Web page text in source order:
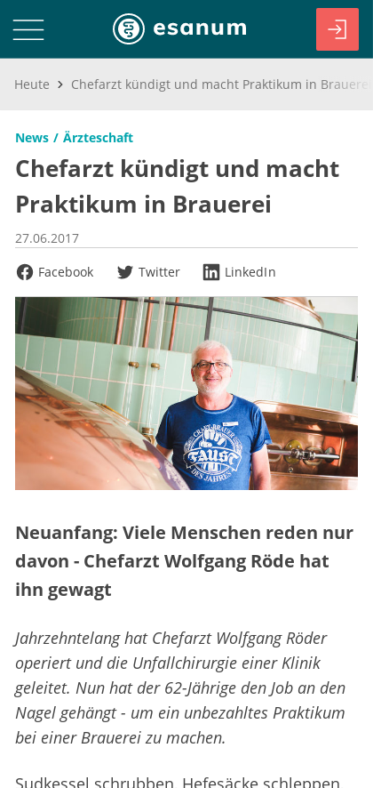
Heute Chefarzt kündigt und macht Praktikum in Brauerei
News Ärzteschaft
Chefarzt kündigt und macht
Praktikum in Brauerei
27.06.2017
Facebook
Twitter LinkedIn
Neuanfang: Viele Menschen reden nur
davon - Chefarzt Wolfgang Röde hat
ihn gewagt
Jahrzehntelang hat Chefarzt Wolfgang Röder
operiert und die Unfallchirurgie einer Klinik
geleitet. Nun hat der 62-Jährige den Job an den
Nagel gehängt - um ein unbezahltes Praktikum
bei einer Brauerei zu machen.